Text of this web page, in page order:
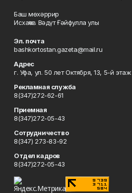
Баш мөхәррир
Исхаҡов Вәдүт Ғәйфулла улы
Эл. почта
bashkortostan.gazeta@mail.ru
Адрес
г. Уфа, ул. 50 лет Октября, 13, 5-й этаж
Рекламная служба
8(347)272-62-61
Приемная
8(347)272-05-43
Сотрудничество
8(347) 273-83-92
Отдел кадров
8(347)272-05-43